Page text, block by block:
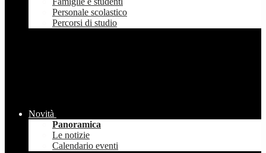
Personale scolastico
Percorsi di studio
Novità
Panoramica
Le notizie
Calendario eventi